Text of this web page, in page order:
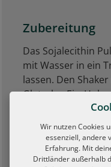
Zubereitung
Das Sojalecithin
mit Wasser in ein
lassen. Den
GletscherEis,
Zitronensaft dazu
auf 4 Shot-Gläser
Mischung mit
und als „Schnee“
Wir nutzen Cookies
essenziell, andere
Erfahrung. Mit
Drittländer außerhalb